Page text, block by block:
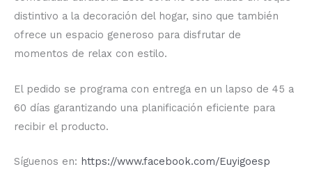
distintivo a la decoración del hogar, sino que también
ofrece un espacio generoso para disfrutar de
momentos de relax con estilo.
El pedido se programa con entrega en un lapso de 45 a
60 días garantizando una planificación eficiente para
recibir el producto.
Síguenos en: https://www.facebook.com/Euyigoesp